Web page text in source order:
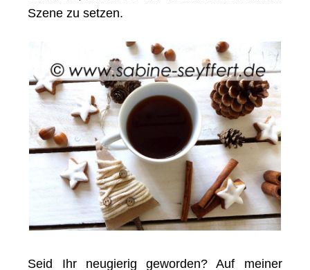
Szene zu setzen.
Seid Ihr neugierig geworden? Auf meiner